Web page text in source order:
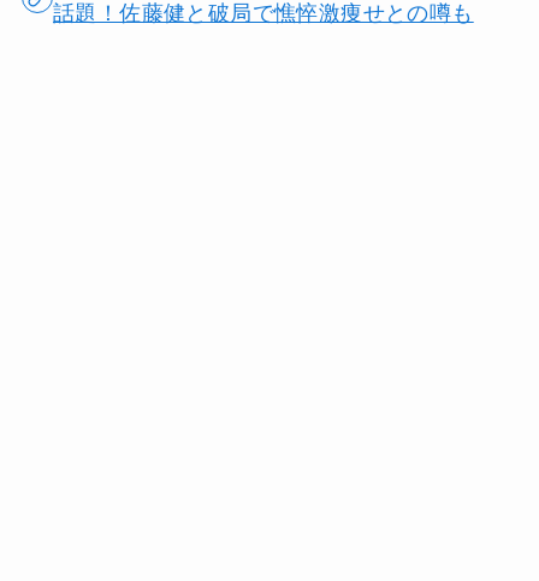
話題！佐藤健と破局で憔悴激痩せとの噂も